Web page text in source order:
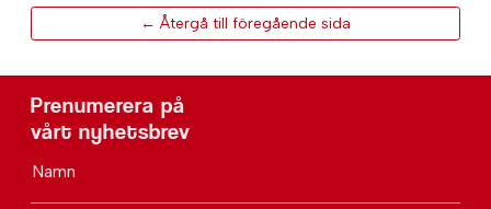
← Återgå till föregående sida
Prenumerera på
vårt nyhetsbrev
Namn